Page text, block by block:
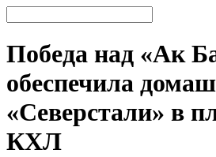
Победа над «Ак
обеспечила
«Северстали» в
КХЛ